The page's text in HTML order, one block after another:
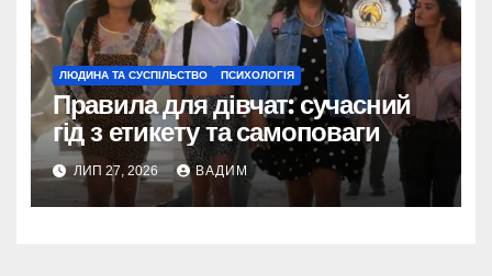
ЛЮДИНА ТА СУСПІЛЬСТВО ПСИХОЛОГІЯ
Правила для дівчат: сучасний
гід з етикету та самоповаги
ЛИП 27, 2026 ВАДИМ